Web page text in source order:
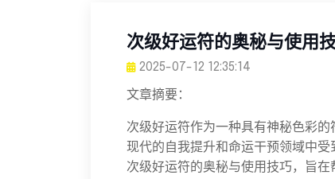
次级好运符的奥秘与使用
2025-07-12 12:35:14
文章摘要：
次级好运符作为一种具有神秘色彩
现代的自我提升和命运干预领域中
次级好运符的奥秘与使用技巧，旨